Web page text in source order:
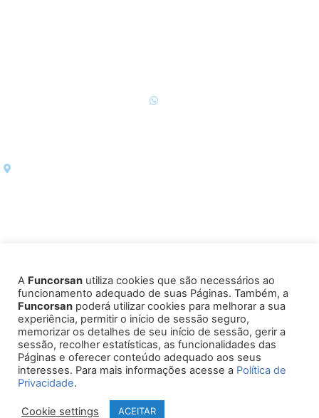
Política de Privacidade Ouvidoria
Fundação Corsan dos Funcionários da Companhia Riograndense de
Saneamento Corsan CNPJ 89.176.911/0001-88
A Funcorsan utiliza cookies que são necessários ao
funcionamento adequado de suas Páginas. Também, a
Funcorsan poderá utilizar cookies para melhorar a sua
experiência, permitir o início de sessão seguro,
memorizar os detalhes de seu início de sessão, gerir a
sessão, recolher estatísticas, as funcionalidades das
Páginas e oferecer conteúdo adequado aos seus
interesses. Para mais informações acesse a Política de
Privacidade.
Cookie settings ACEITAR